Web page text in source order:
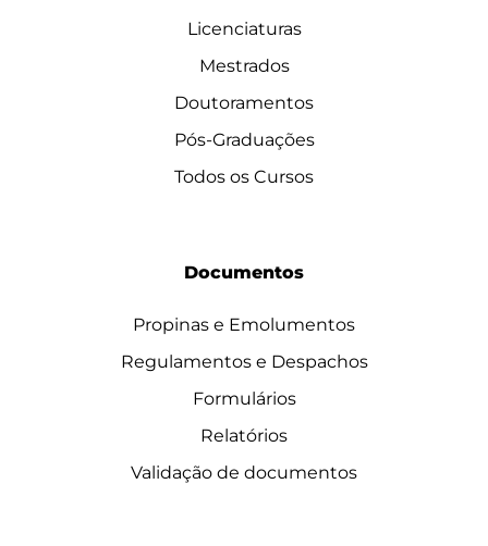
Licenciaturas
Mestrados
Doutoramentos
Pós-Graduações
Todos os Cursos
Documentos
Propinas e Emolumentos
Regulamentos e Despachos
Formulários
Relatórios
Validação de documentos